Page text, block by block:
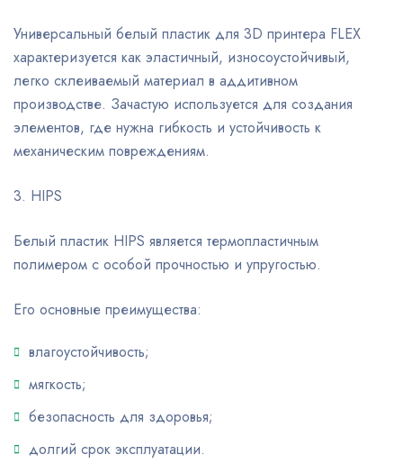
Универсальный белый пластик для 3D принтера FLEX
характеризуется как эластичный, износоустойчивый,
легко склеиваемый материал в аддитивном
производстве. Зачастую используется для создания
элементов, где нужна гибкость и устойчивость к
механическим повреждениям.
3. HIPS
Белый пластик HIPS является термопластичным
полимером с особой прочностью и упругостью.
Его основные преимущества:
влагоустойчивость;
мягкость;
безопасность для здоровья;
долгий срок эксплуатации.